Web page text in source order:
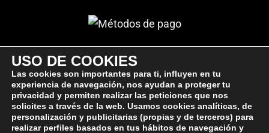
SÍGUEME
USO DE COOKIES
Las cookies son importantes para ti, influyen en tu
experiencia de navegación, nos ayudan a proteger tu
privacidad y permiten realizar las peticiones que nos
solicites a través de la web. Usamos cookies analíticas, de
personalización y publicitarias (propias y de terceros) para
realizar perfiles basados en tus hábitos de navegación y